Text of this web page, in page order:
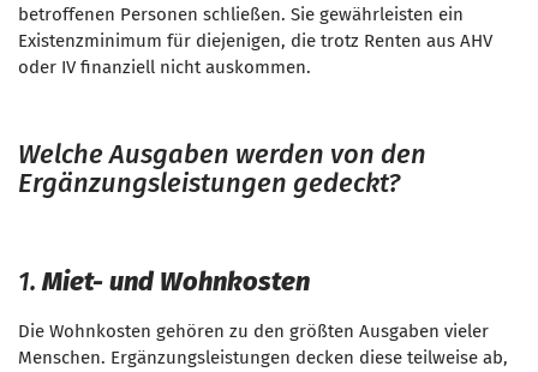
betroffenen Personen schließen. Sie gewährleisten ein
Existenzminimum für diejenigen, die trotz Renten aus AHV
oder IV finanziell nicht auskommen.
Welche Ausgaben werden von den
Ergänzungsleistungen gedeckt?
1.Miet- und Wohnkosten
Die Wohnkosten gehören zu den größten Ausgaben vieler
Menschen. Ergänzungsleistungen decken diese teilweise ab,